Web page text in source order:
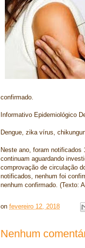
confirmado.
Informativo Epidemiológico
Dengue, zika vírus,
Neste ano, foram
continuam aguardando
comprovação de circulação
notificados, nenhum foi
nenhum confirmado. (Texto:
on fevereiro 12, 2018
Nenhum